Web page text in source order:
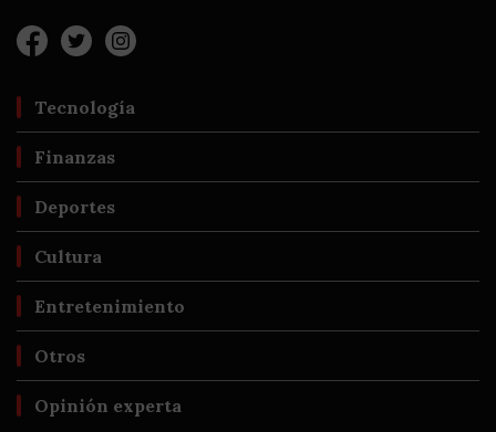
Tecnología
Finanzas
Deportes
Cultura
Entretenimiento
Otros
Opinión experta